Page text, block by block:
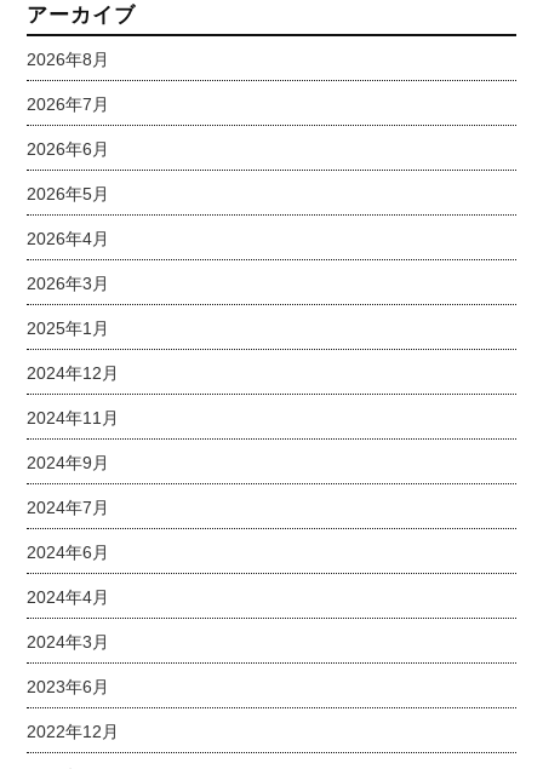
アーカイブ
2026年8月
2026年7月
2026年6月
2026年5月
2026年4月
2026年3月
2025年1月
2024年12月
2024年11月
2024年9月
2024年7月
2024年6月
2024年4月
2024年3月
2023年6月
2022年12月